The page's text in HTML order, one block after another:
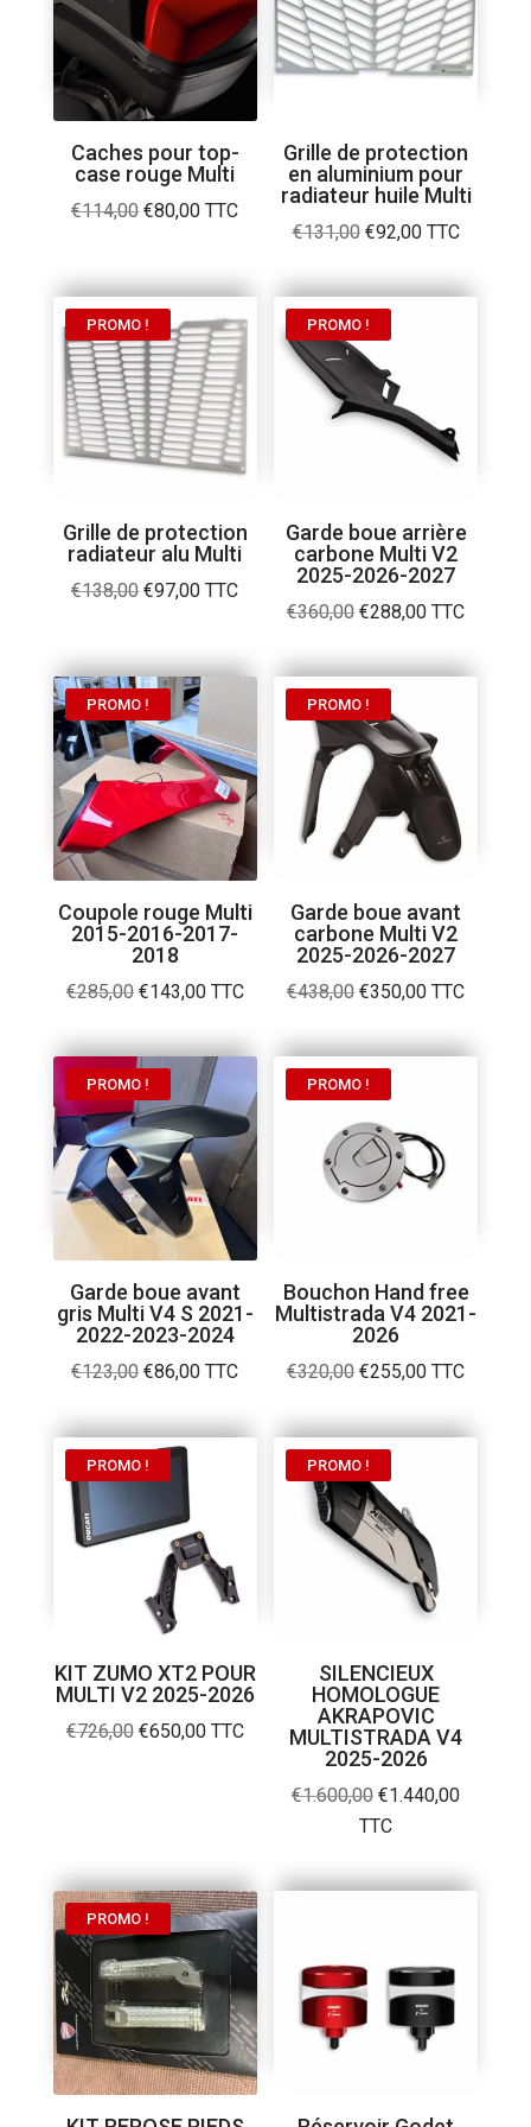
Caches pour top-
case rouge Multi
€114,00Le
était :
€114,00.
€80,00Le
est :
€80,00.
TTC
Grille de protection
en aluminium pour
radiateur huile Multi
€131,00 Le
initial
était :
€131,00.
€92,00Le
actuel
TTC
PROMO !
Grille de protection
radiateur alu Multi
€138,00Le
était :
€138,00.
€97,00Le
est :
TTC
PROMO !
Garde boue arrière
carbone Multi V2
2025-2026-2027
€360,00 Le
initial
était :
€360,00.
€288,00Le
actuel
€288,00.
TTC
PROMO !
Coupole rouge Multi
2015-2016-2017-
2018
€285,00 Le
initial
était :
€285,00.
€143,00Le
actuel
est :
€143,00.
TTC
PROMO !
Garde boue avant
carbone Multi V2
2025-2026-2027
€438,00 Le
initial
était :
€350,00Le
actuel
TTC
PROMO !
Garde boue avant
gris Multi V4 S 2021-
2022-2023-2024
€123,00Le
initial
était :
€123,00.
€86,00Le
actuel
TTC
PROMO !
Bouchon Hand free
Multistrada V4 2021-
2026
€320,00 Le
initial
était :
€320,00.
€255,00Le
actuel
TTC
PROMO !
KIT ZUMO XT2 POUR
MULTI V2 2025-2026
€726,00 Le
€650,00Le
TTC
PROMO !
SILENCIEUX
HOMOLOGUE
AKRAPOVIC
MULTISTRADA V4
2025-2026
€1.600,00 Le
prix
était :
€1.440,00Le
est :
TTC
PROMO !